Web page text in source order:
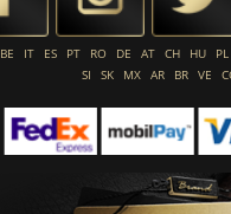
BE IT ES PT RO DE AT CH HU PL
SI
SK MX AR BR VE